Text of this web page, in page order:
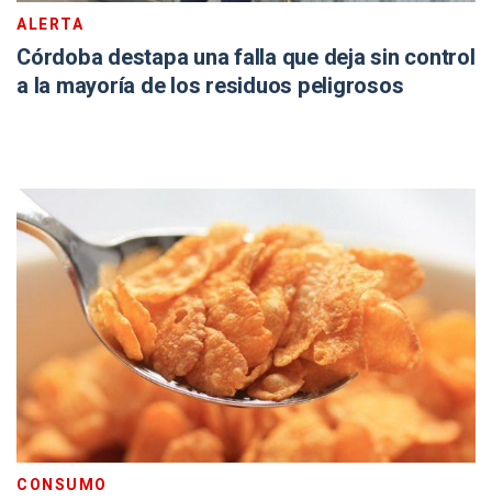
ALERTA
Córdoba destapa una falla que deja sin control
a la mayoría de los residuos peligrosos
CONSUMO